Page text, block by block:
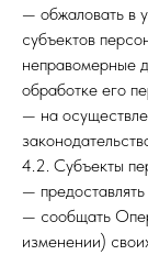
— обжаловать в
субъектов
неправомерные
обработке его
— на
4.2. Субъекты
—
— сообщать
изменении)